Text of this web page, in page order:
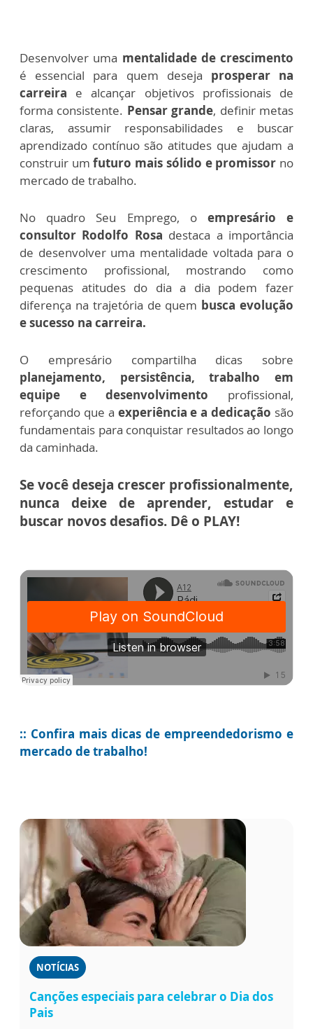
Desenvolver uma mentalidade de crescimento
é essencial para quem deseja prosperar na
carreira e alcançar objetivos profissionais de
forma consistente. Pensar grande, definir metas
claras, assumir responsabilidades e buscar
aprendizado contínuo são atitudes que ajudam a
construir um futuro mais sólido e promissor no
mercado de trabalho.
No quadro Seu Emprego, o empresário e
consultor Rodolfo Rosa destaca a importância
de desenvolver uma mentalidade voltada para o
crescimento profissional, mostrando como
pequenas atitudes do dia a dia podem fazer
diferença na trajetória de quem busca evolução
e sucesso na carreira.
O empresário compartilha dicas sobre
planejamento, persistência, trabalho em
equipe e desenvolvimento profissional,
reforçando que a experiência e a dedicação são
fundamentais para conquistar resultados ao longo
da caminhada.
Se você deseja crescer profissionalmente,
nunca deixe de aprender, estudar e
buscar novos desafios. Dê o PLAY!
:: Confira mais dicas de empreendedorismo e
mercado de trabalho!
NOTÍCIAS
Canções especiais para celebrar o Dia dos
Pais